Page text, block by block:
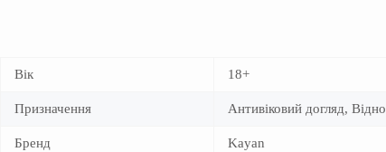
Вік 18+
Призначення Антивіковий догляд,
Бренд Kayan